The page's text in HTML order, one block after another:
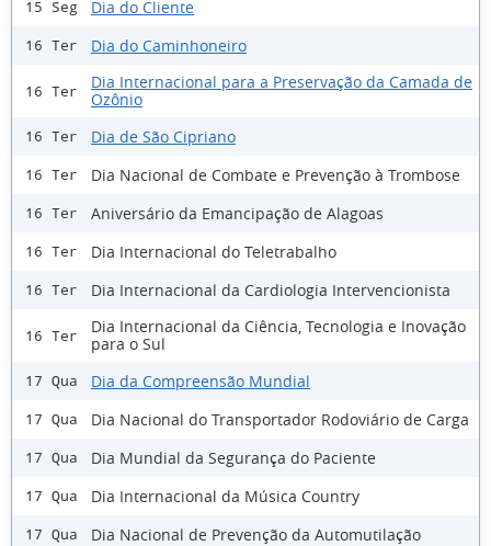
15 Seg Dia do Cliente
16 Ter Dia do Caminhoneiro
16 Ter
Dia Internacional para a Preservação da Camada de
Ozônio
16 Ter Dia de São Cipriano
16 Ter Dia Nacional de Combate e Prevenção à Trombose
16 Ter Aniversário da Emancipação de Alagoas
16 Ter Dia Internacional do Teletrabalho
16 Ter Dia Internacional da Cardiologia Intervencionista
16 Ter
Dia Internacional da Ciência, Tecnologia e Inovação
para o Sul
17 Qua Dia da Compreensão Mundial
17 Qua Dia Nacional do Transportador Rodoviário de Carga
17 Qua Dia Mundial da Segurança do Paciente
17 Qua Dia Internacional da Música Country
17 Qua Dia Nacional de Prevenção da Automutilação